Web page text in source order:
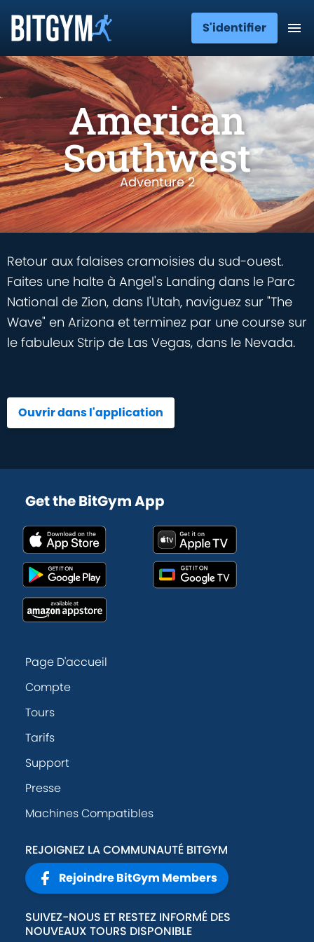
S'identifier
American
Southwest
Adventure 2
Retour aux falaises cramoisies du sud-ouest.
Faites une halte à Angel's Landing dans le Parc
National de Zion, dans l'Utah, naviguez sur "The
Wave" en Arizona et terminez par une course sur
le fabuleux Strip de Las Vegas, dans le Nevada.
Ouvrir dans l'application
Get the BitGym App
Page D'accueil
Compte
Tours
Tarifs
Support
Presse
Machines Compatibles
REJOIGNEZ LA COMMUNAUTÉ BITGYM
Rejoindre BitGym Members
SUIVEZ-NOUS ET RESTEZ INFORMÉ DES
NOUVEAUX TOURS DISPONIBLE